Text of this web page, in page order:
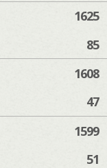
1625
85
1608
47
1599
51